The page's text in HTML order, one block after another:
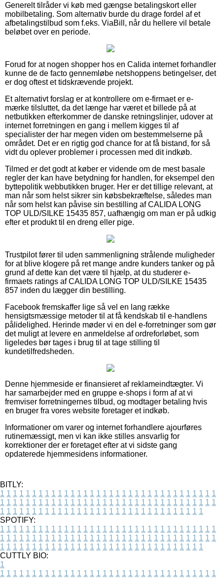
Generelt tilråder vi køb med gængse betalingskort eller
mobilbetaling. Som alternativ burde du drage fordel af et
afbetalingstilbud som f.eks. ViaBill, når du hellere vil betale
beløbet over en periode.
Forud for at nogen shopper hos en Calida internet forhandler
kunne de de facto gennemløbe netshoppens betingelser, det
er dog oftest et tidskrævende projekt.
Et alternativt forslag er at kontrollere om e-firmaet er e-
mærke tilsluttet, da det længe har været et billede på at
netbutikken efterkommer de danske retningslinjer, udover at
internet forretningen en gang i mellem kigges til af
specialister der har megen viden om bestemmelserne på
området. Det er en rigtig god chance for at få bistand, for så
vidt du oplever problemer i processen med dit indkøb.
Tilmed er det godt at køber er vidende om de mest basale
regler der kan have betydning for handlen, for eksempel den
byttepolitik webbutikken bruger. Her er det tillige relevant, at
man når som helst sikrer sin købsbekræftelse, således man
når som helst kan påvise sin bestilling af CALIDA LONG
TOP ULD/SILKE 15435 857, uafhængig om man er på udkig
efter et produkt til en dreng eller pige.
Trustpilot fører til uden sammenligning strålende muligheder
for at blive klogere på ret mange andre kunders tanker og på
grund af dette kan det være til hjælp, at du studerer e-
firmaets ratings af CALIDA LONG TOP ULD/SILKE 15435
857 inden du lægger din bestilling.
Facebook fremskaffer lige så vel en lang række
hensigtsmæssige metoder til at få kendskab til e-handlens
pålidelighed. Herinde møder vi en del e-forretninger som gør
det muligt at levere en anmeldelse af ordreforløbet, som
ligeledes bør tages i brug til at tage stilling til
kundetilfredsheden.
Denne hjemmeside er finansieret af reklameindtægter. Vi
har samarbejder med en gruppe e-shops i form af at vi
fremviser forretningernes tilbud, og modtager betaling hvis
en bruger fra vores website foretager et indkøb.
Informationer om varer og internet forhandlere ajourføres
rutinemæssigt, men vi kan ikke stilles ansvarlig for
korrektioner der er foretaget efter at vi sidste gang
opdaterede hjemmesidens informationer.
BITLY:
1 1 1 1 1 1 1 1 1 1 1 1 1 1 1 1 1 1 1 1 1 1 1 1 1 1 1 1 1 1 1 1 1 1
1 1 1 1 1 1 1 1 1 1 1 1 1 1 1 1 1 1 1 1 1 1 1 1 1 1 1 1 1 1 1 1 1 1
1 1 1 1 1 1 1 1 1 1 1 1 1 1 1 1 1 1 1 1 1 1 1 1 1 1 1 1 1 1 1 1
SPOTIFY:
1 1 1 1 1 1 1 1 1 1 1 1 1 1 1 1 1 1 1 1 1 1 1 1 1 1 1 1 1 1 1 1 1 1
1 1 1 1 1 1 1 1 1 1 1 1 1 1 1 1 1 1 1 1 1 1 1 1 1 1 1 1 1 1 1 1 1 1
1 1 1 1 1 1 1 1 1 1 1 1 1 1 1 1 1 1 1 1 1 1 1 1 1 1 1 1 1 1 1 1
CUTTLY BIO:
1
1 1 1 1 1 1 1 1 1 1 1 1 1 1 1 1 1 1 1 1 1 1 1 1 1 1 1 1 1 1 1 1 1 1